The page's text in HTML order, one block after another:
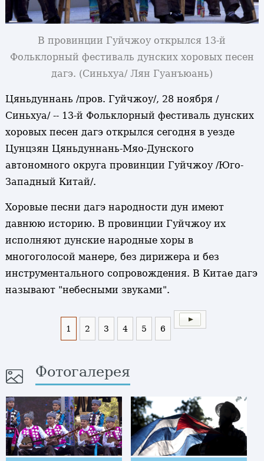
В провинции Гуйчжоу открылся 13-й
Фольклорный фестиваль дунских хоровых песен
дагэ. (Синьхуа/ Лян Гуанъюань)
Цяньдуннань /пров. Гуйчжоу/, 28 ноября /
Синьхуа/ -- 13-й Фольклорный фестиваль дунских
хоровых песен дагэ открылся сегодня в уезде
Цунцзян Цяньдуннань-Мяо-Дунского
автономного округа провинции Гуйчжоу /Юго-
Западный Китай/.
Хоровые песни дагэ народности дун имеют
давнюю историю. В провинции Гуйчжоу их
исполняют дунские народные хоры в
многоголосой манере, без дирижера и без
инструментального сопровождения. В Китае дагэ
называют "небесными звуками".
1 2 3 4 5 6
Фотогалерея